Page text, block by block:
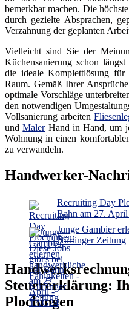
bemerkbar machen. Die
durch gezielte Absprachen,
Verzahnung der geplanten
Vielleicht sind Sie der
Küchensanierung schon
die ideale Komplettlösung für
Raum. Gemäß Ihrer
optimale Vorschläge
den notwendigen
Vollsanierung arbeiten
undMalerHand in Hand, um
Wohnung in einen
zu verwandeln.
Handwerker-
Recruiting Day
Bahn am 27.
Junge Gambier
Nürtinger Zeitung
Steuererklärung:
Plochingen